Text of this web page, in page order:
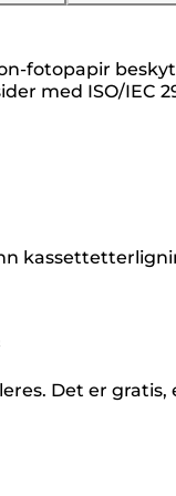
fotopapir
med ISO/IEC
Det er